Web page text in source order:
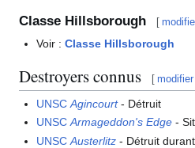
Classe Hillsborough [
Voir :Classe Hillsborough
Destroyers connus [ modifier
UNSCAgincourt- Détruit
UNSCArmageddon's Edge -
UNSCAusterlitz - Détruit